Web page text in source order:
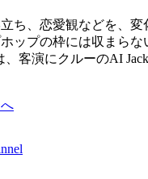
ち、恋愛観などを、
ップの枠には収まら
、客演にクルーのAI